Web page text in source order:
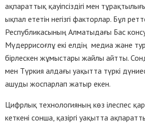
ақпараттық қауіпсіздігі мен
ықпал ететін негізгі факторлар. Бұл
Республикасының Алматыдағы Бас
Мүдеррисоғлұ екі елдің медиа және
бірлескен жұмыстары жайлы айтты.
мен Түркия алдағы уақытта түркі
ашуды жоспарлап жатыр екен.
Цифрлық технологияның көз ілеспес
кеткені сонша, қазіргі уақытта